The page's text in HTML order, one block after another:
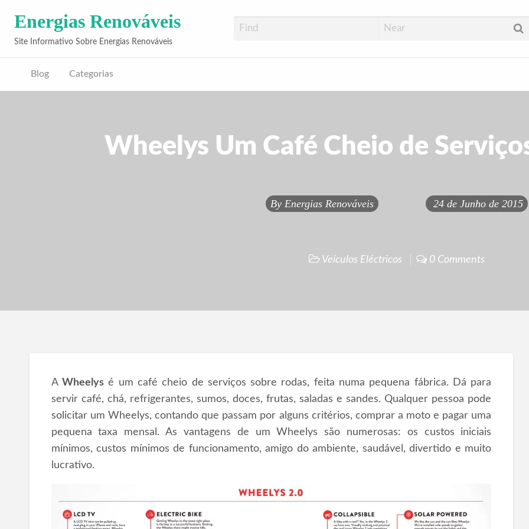
Energias Renováveis
Site Informativo Sobre Energias Renováveis
Blog Categorias
Wheelys Um Café Cheio de
By Energias Renováveis 24 de Junho de 2015
Veículos Eléctricos 0 Comments
A Wheelysé um café cheio de serviços sobre rodas, feita numa pequena fábrica. Dá para
servir café, chá, refrigerantes, sumos, doces, frutas, saladas e sandes. Qualquer pessoa pode
solicitar um Wheelys, contando que passam por alguns critérios, comprar a moto e pagar uma
pequena taxa mensal. As vantagens de um Wheelys são numerosas: os custos iniciais
mínimos, custos mínimos de funcionamento, amigo do ambiente, saudável, divertido e muito
lucrativo.